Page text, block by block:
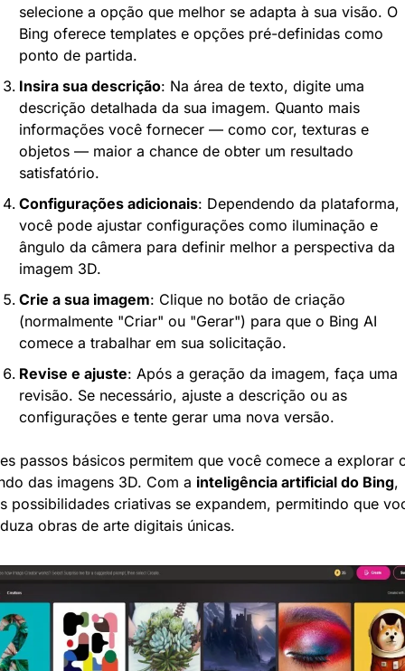
selecione a opção que melhor se adapta à sua visão. O
Bing oferece templates e opções pré-definidas como
ponto de partida.
Insira sua descrição: Na área de texto, digite uma
descrição detalhada da sua imagem. Quanto mais
informações você fornecer — como cor, texturas e
objetos — maior a chance de obter um resultado
satisfatório.
Configurações adicionais: Dependendo da plataforma,
você pode ajustar configurações como iluminação e
ângulo da câmera para definir melhor a perspectiva da
imagem 3D.
Crie a sua imagem: Clique no botão de criação
(normalmente "Criar" ou "Gerar") para que o Bing AI
comece a trabalhar em sua solicitação.
Revise e ajuste: Após a geração da imagem, faça uma
revisão. Se necessário, ajuste a descrição ou as
configurações e tente gerar uma nova versão.
passos básicos permitem que você comece a explorar
das imagens 3D. Com a inteligência artificial do Bing,
possibilidades criativas se expandem, permitindo que
obras de arte digitais únicas.